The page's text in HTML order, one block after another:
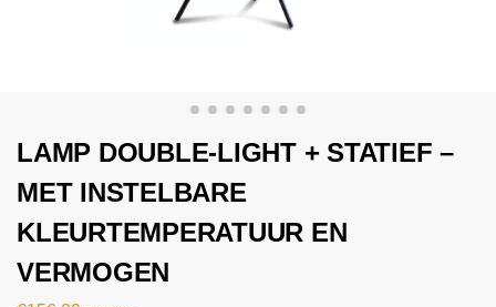
LAMP DOUBLE-LIGHT + STATIEF –
MET INSTELBARE
KLEURTEMPERATUUR EN
VERMOGEN